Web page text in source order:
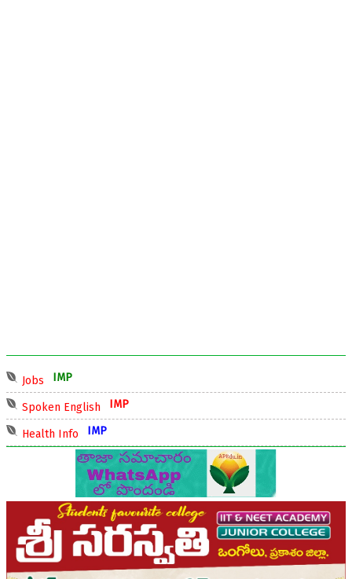
Jobs
Spoken English
Health Info